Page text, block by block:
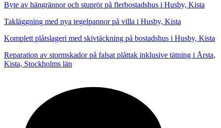
Byte av hängrännor och stuprör på flerbostadshus i Husby, Kista
Takläggning med nya tegelpannor på villa i Husby, Kista
Komplett plåtslageri med skivtäckning på bostadshus i Husby, Kista
Reparation av stormskador på falsat plåttak inklusive tätning i Årsta,
Kista, Stockholms län